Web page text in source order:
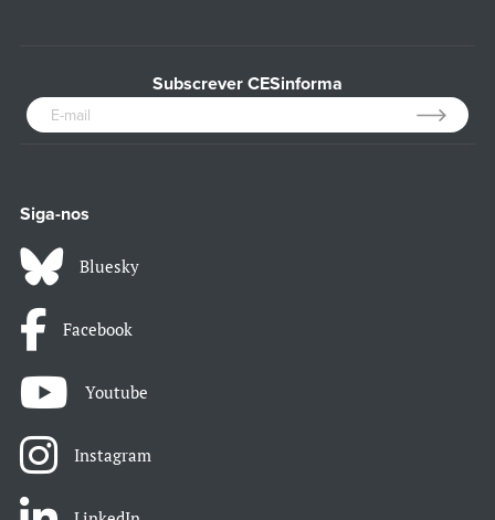
Subscrever CESinforma
Siga-nos
Bluesky
Facebook
Youtube
Instagram